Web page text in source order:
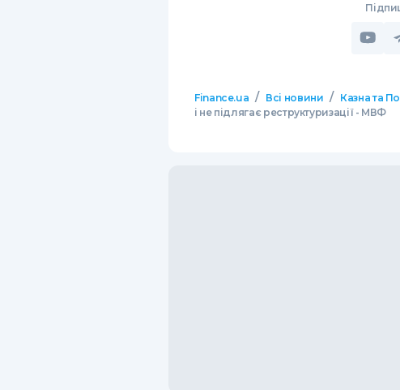
Finance.ua / Всі новини / Казна та
і не підлягає реструктуризації - МВФ